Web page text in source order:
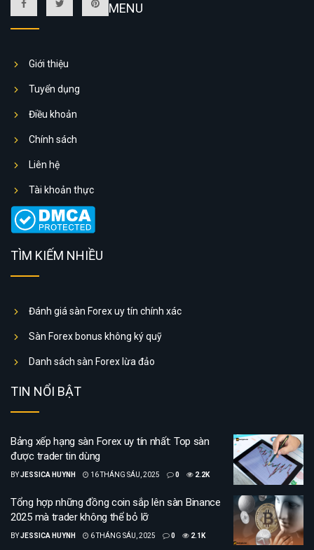
MENU
Giới thiệu
Tuyển dụng
Điều khoản
Chính sách
Liên hệ
Tài khoản thực
TÌM KIẾM NHIỀU
Đánh giá sàn Forex uy tín chính xác
Sàn Forex bonus không ký quỹ
Danh sách sàn Forex lừa đảo
TIN NỔI BẬT
Bảng xếp hạng sàn Forex uy tín nhất: Top sàn
được trader tin dùng
BYJESSICA HUYNH 16 THÁNG SÁU, 2025 0 2.2K
Tổng hợp những đồng coin sắp lên sàn Binance
2025 mà trader không thể bỏ lỡ
BYJESSICA HUYNH 6 THÁNG SÁU, 2025 0 2.1K